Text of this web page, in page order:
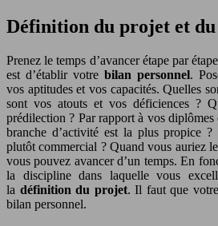
Définition du projet et
Prenez le temps d’avancer étape par
est d’établir votre bilan personnel.
vos aptitudes et vos capacités. Quelles
sont vos atouts et vos déficiences ?
prédilection ? Par rapport à vos
branche d’activité est la plus propice ?
plutôt commercial ? Quand vous auriez
vous pouvez avancer d’un temps. En
la discipline dans laquelle vous
la définition du projet. Il faut que
bilan personnel.